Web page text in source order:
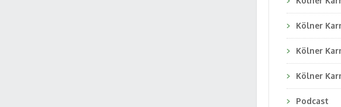
Kölner
Kölner
Kölner
Podcast